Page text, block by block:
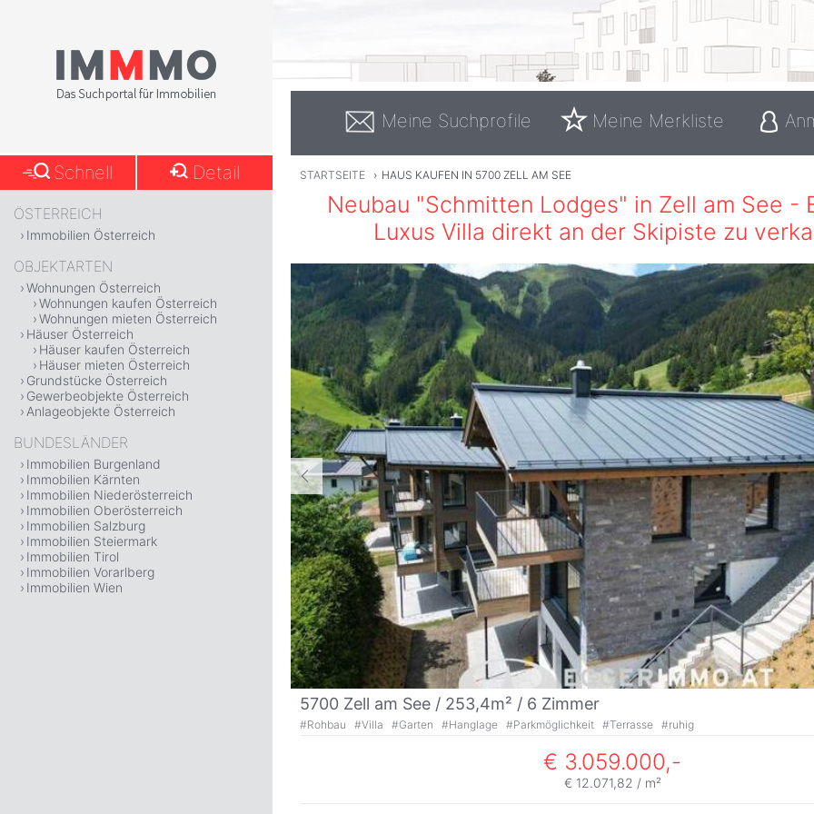
Meine Suchprofile Meine Merkliste
STARTSEITE › HAUS KAUFEN IN 5700 ZELL AM SEE
Neubau "Schmitten Lodges" in Zell am See -
Luxus Villa direkt an der Skipiste zu
5700 Zell am See / 253,4m² / 6 Zimmer
#Rohbau #Villa #Garten #Hanglage #Parkmöglichkeit #Terrasse #ruhig
€ 3.059.000,-
€ 12.071,82 / m²
Schnell Detail
ÖSTERREICH
Immobilien Österreich
OBJEKTARTEN
Wohnungen Österreich
Wohnungen kaufen Österreich
Wohnungen mieten Österreich
Häuser Österreich
Häuser kaufen Österreich
Häuser mieten Österreich
Grundstücke Österreich
Gewerbeobjekte Österreich
Anlageobjekte Österreich
BUNDESLÄNDER
Immobilien Burgenland
Immobilien Kärnten
Immobilien Niederösterreich
Immobilien Oberösterreich
Immobilien Salzburg
Immobilien Steiermark
Immobilien Tirol
Immobilien Vorarlberg
Immobilien Wien